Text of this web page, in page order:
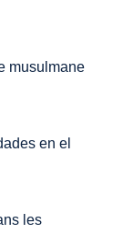
musulmane
en el
les